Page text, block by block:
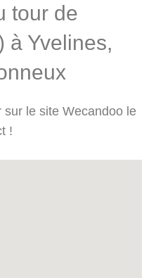
tour de
à Yvelines,
sur le site Wecandoo le
!